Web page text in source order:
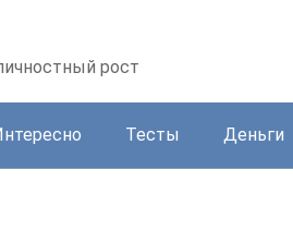
рост
Тесты Деньги